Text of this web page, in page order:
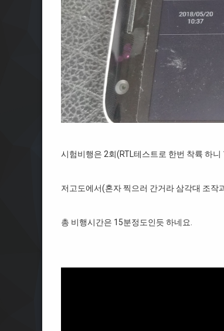
시험비행은 2회(RTL테스트로 한번 착륙 하
저고도에서(혼자 찍으러 간거라 삼각대 조작
총 비행시간은 15분정도인듯 하네요.